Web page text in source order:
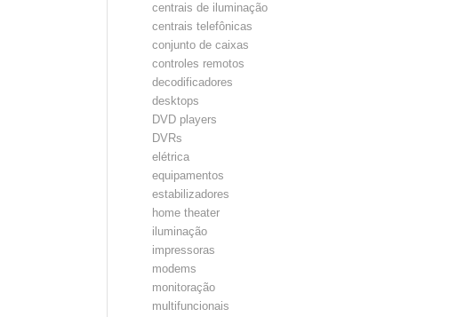
centrais de iluminação
centrais telefônicas
conjunto de caixas
controles remotos
decodificadores
desktops
DVD players
DVRs
elétrica
equipamentos
estabilizadores
home theater
iluminação
impressoras
modems
monitoração
multifuncionais